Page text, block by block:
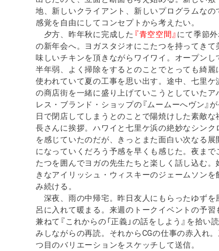
地、新しいクライアント、新しいプログラムなの
感覚を自由にしてコンセプトから考えたい。
夕方、昨年秋に完成した 『青空空間』にて季節
の新年会へ。ヨガスタジオにこたつを持ってきて
味しいチキンを頂きながらワイワイ。オープンし
半年弱、よく掃除をするとのことでとっても綺麗
使われていて夏の工事を思い出す。途中、七里ケ
の商店街を一緒に盛り上げていこうとしていたア
レス・ブランド・ショップの『ムームーへヴン』
日で閉店してしまうとのことで陽焼けした素敵な
長さんに挨拶。ハワイと七里ケ浜の絶妙なシンク
を感じていたのだが、きっとまた面白い次なる展
になっていくだろう予感を早くも感じた。夜まで
たつを囲んでヨガの先生たちと楽しく話し込む。
きなアイリッシュ・ウィスキーのジェームソンを
み続ける。
深夜、雨の中帰宅。昨日友人にもらったゆずを
呂に入れて暖まる。来週のトークイベントの予習
兼ねて『これからの「正義」の話をしよう』を拾い読
みしながらの再読。それからCGの仕事の赤入れ
つ目のバリエーションをスケッチして送信。